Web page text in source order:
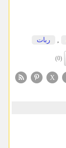
, ربات
(0)
X